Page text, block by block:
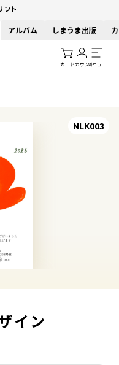
アルバム しまうま出版
カートアカウントメニュー
NLK003
イン